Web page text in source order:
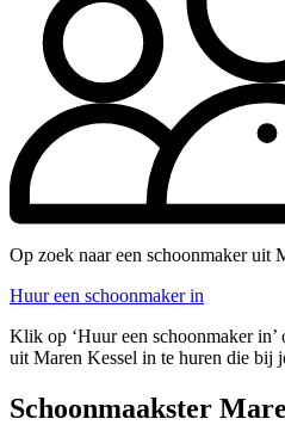
Op zoek naar een schoonmaker uit
Huur een schoonmaker in
Klik op ‘Huur een schoonmaker in’
uit Maren Kessel in te huren die bij
Schoonmaakster